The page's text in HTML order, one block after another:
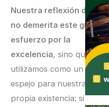
Nuestra reflexión de hoy
no demerita este gran
esfuerzo por la
excelencia, sino que lo
utilizamos como un
espejo para nuestra
propia existencia: si